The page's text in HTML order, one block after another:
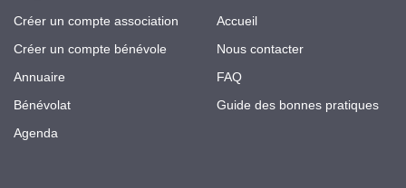
Créer un compte association
Créer un compte bénévole
Annuaire
Bénévolat
Agenda
Accueil
Nous contacter
FAQ
Guide des bonnes pratiques